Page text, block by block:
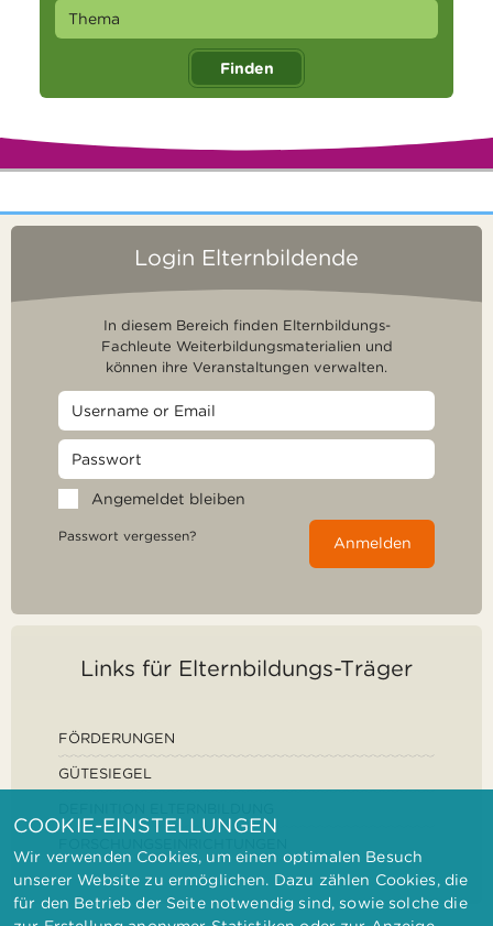
Finden
Login Elternbildende
In diesem Bereich finden Elternbildungs-
Fachleute Weiterbildungsmaterialien und
können ihre Veranstaltungen verwalten.
Angemeldet bleiben
Passwort vergessen? Anmelden
Links für Elternbildungs-Träger
FÖRDERUNGEN
GÜTESIEGEL
COOKIE-EINSTELLUNGEN
Wir verwenden Cookies, um einen optimalen Besuch
unserer Website zu ermöglichen. Dazu zählen Cookies, die
für den Betrieb der Seite notwendig sind, sowie solche die